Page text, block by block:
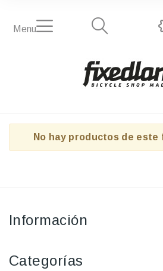
Menu
No hay productos de este
Información
Categorías